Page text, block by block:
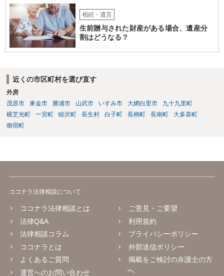
相続・遺言
生前贈与された財産がある場合、遺産分
割はどうなる？
近くの市区町村を選び直す
外房
茂原市
東金市 勝浦市 山武市 いすみ市 大網白里市
九十九里町
横芝光町
一宮町 睦沢町 長生村 白子町 長柄町 長南町
大多喜町
御宿町
ココナラ法律相談について
ココナラ法律相談とは
法律Q&A
法律相談コラム
ココナラとは
よくあるご質問
運営へのお問い合わせ
ご意見・ご要望
利用規約
プライバシーポリシー
外部送信ポリシー
掲載をご検討の弁護士の方
へ